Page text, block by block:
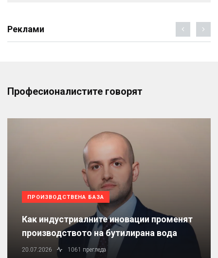
Реклами
Професионалистите говорят
ПРОИЗВОДСТВЕНА БАЗА
Как индустриалните иновации променят
производството на бутилирана вода
20.07.2026 1061 прегледа